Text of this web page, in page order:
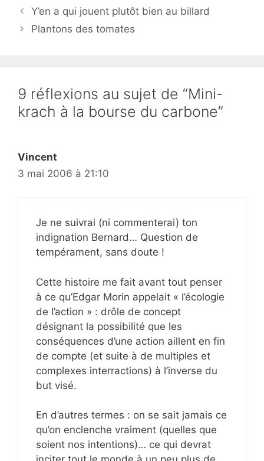
Y’en a qui jouent plutôt bien au billard
Plantons des tomates
9 réflexions au sujet de “Mini-
krach à la bourse du carbone”
Vincent
3 mai 2006 à 21:10
Je ne suivrai (ni commenterai) ton
indignation Bernard… Question de
tempérament, sans doute !
Cette histoire me fait avant tout penser
à ce qu’Edgar Morin appelait « l’écologie
de l’action » : drôle de concept
désignant la possibilité que les
conséquences d’une action aillent en fin
de compte (et suite à de multiples et
complexes interractions) à l’inverse du
but visé.
En d’autres termes : on se sait jamais ce
qu’on enclenche vraiment (quelles que
soient nos intentions)… ce qui devrat